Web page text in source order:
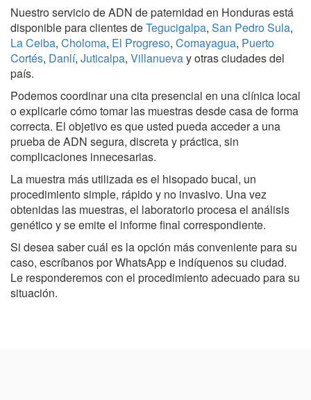
Nuestro servicio de ADN de paternidad en Honduras está
disponible para clientes deTegucigalpa, San Pedro Sula,
La Ceiba, Choloma, El Progreso, Comayagua, Puerto
Cortés, Danlí, Juticalpa, Villanuevay otras ciudades del
país.
Podemos coordinar una cita presencial en una clínica local
o explicarle cómo tomar las muestras desde casa de forma
correcta. El objetivo es que usted pueda acceder a una
prueba de ADN segura, discreta y práctica, sin
complicaciones innecesarias.
La muestra más utilizada es el hisopado bucal, un
procedimiento simple, rápido y no invasivo. Una vez
obtenidas las muestras, el laboratorio procesa el análisis
genético y se emite el informe final correspondiente.
Si desea saber cuál es la opción más conveniente para su
caso, escríbanos por WhatsApp e indíquenos su ciudad.
Le responderemos con el procedimiento adecuado para su
situación.